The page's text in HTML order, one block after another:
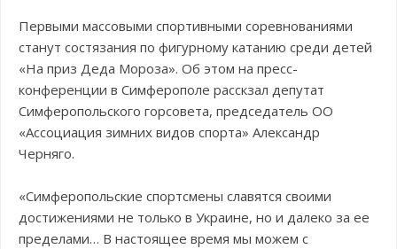
Первыми массовыми спортивными соревнованиями
станут состязания по фигурному катанию среди детей
«На приз Деда Мороза». Об этом на пресс-
конференции в Симферополе расскзал депутат
Симферопольского горсовета, председатель ОО
«Ассоциация зимних видов спорта» Александр
Черняго.
«Симферопольские спортсмены славятся своими
достижениями не только в Украине, но и далеко за ее
пределами… В настоящее время мы можем с